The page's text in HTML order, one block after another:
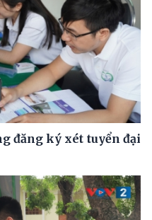
đăng ký xét tuyển đại